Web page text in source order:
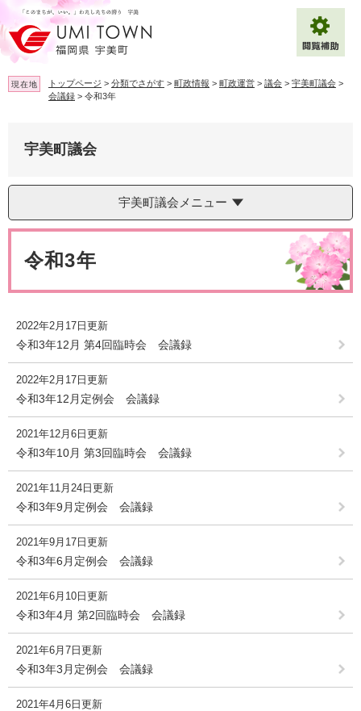
ー
ジ
の
先
頭
ニ
ュ
ー
を
飛
背景色変更
Multilingual（English・中文・한글）
現在地 トップページ > 分類でさがす > 町政情報 > 町政運営 > 議会 > 宇美町議会 >
会議録 > 令和3年
宇美町議会
宇美町議会メニュー
令和3年
2022年2月17日更新
令和3年12月 第4回臨時会 会議録
2022年2月17日更新
令和3年12月定例会 会議録
2021年12月6日更新
令和3年10月 第3回臨時会 会議録
2021年11月24日更新
令和3年9月定例会 会議録
2021年9月17日更新
令和3年6月定例会 会議録
2021年6月10日更新
令和3年4月 第2回臨時会 会議録
2021年6月7日更新
令和3年3月定例会 会議録
2021年4月6日更新